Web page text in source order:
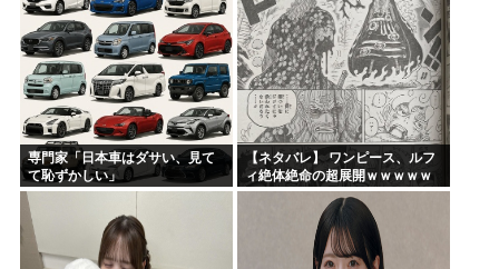
専門家「日本車はダサい、見て
て恥ずかしい」
【ネタバレ】 ワンピース、ルフ
ィ絶体絶命の超展開ｗｗｗｗｗ
ｗｗｗｗｗｗｗｗｗｗｗｗｗｗ
ｗｗｗｗｗｗｗｗｗｗｗｗｗｗ
ｗｗｗｗｗｗｗｗｗｗｗｗ...